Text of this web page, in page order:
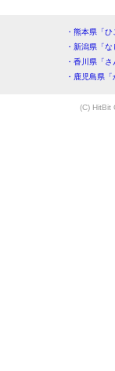
・熊本県「
・新潟県「
・香川県「
・鹿児島県
(C) HitBit